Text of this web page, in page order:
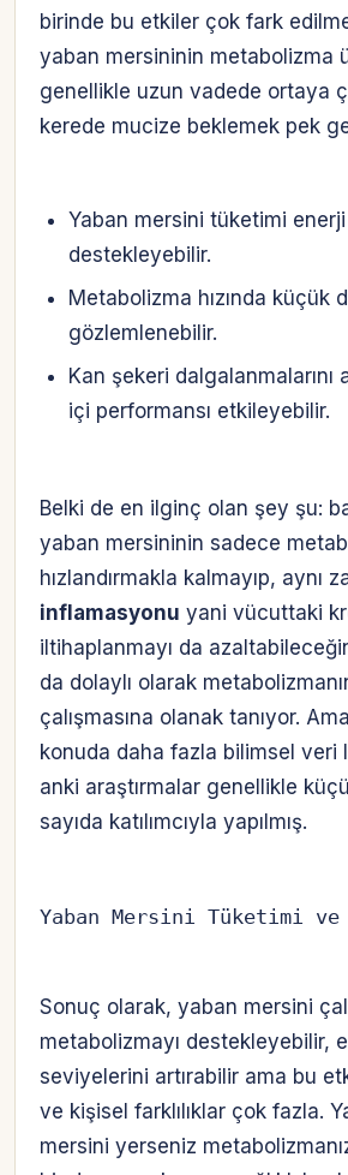
Hesabına giriş yap
Üretici / çiftçi paneli
birinde bu etkiler çok fark
yaban mersininin metabolizma
genellikle uzun vadede ortaya
kerede mucize beklemek pek
Yaban mersini tüketimi
destekleyebilir.
Metabolizma hızında küçük
gözlemlenebilir.
Kan şekeri dalgalanmalarını
içi performansı etkileyebilir.
Belki de en ilginç olan şey şu:
yaban mersininin sadece
hızlandırmakla kalmayıp, aynı
inflamasyonu yani vücuttaki
iltihaplanmayı da
da dolaylı olarak
çalışmasına olanak tanıyor.
konuda daha fazla bilimsel veri
anki araştırmalar genellikle
sayıda katılımcıyla yapılmış.
Yaban Mersini Tüketimi
Sonuç olarak, yaban mersini
metabolizmayı destekleyebilir,
seviyelerini artırabilir ama bu
ve kişisel farklılıklar çok fazla.
mersini yerseniz